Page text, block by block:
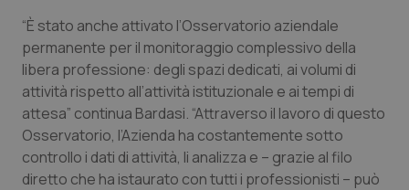
Puglia
Sardegna
Sicilia
Toscana
Malattie rare
Malattia di Crohn & Rettocolite Ulcerosa
Neuroscienze & patologie neurodegenerative
Obesità
“È stato anche attivato l’Osservatorio aziendale
permanente per il monitoraggio complessivo della
libera professione: degli spazi dedicati, ai volumi di
attività rispetto all’attività istituzionale e ai tempi di
attesa” continua Bardasi. “Attraverso il lavoro di questo
Osservatorio, l’Azienda ha costantemente sotto
controllo i dati di attività, li analizza e – grazie al filo
diretto che ha istaurato con tutti i professionisti – può